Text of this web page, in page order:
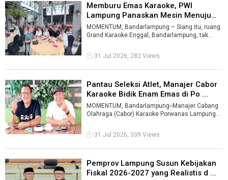
Memburu Emas Karaoke, PWI
Lampung Panaskan Mesin Menuju
Porwanas ...
MOMENTUM, Bandarlampung – Siang itu, ruang
Grand Karaoke Enggal, Bandarlampung, tak
31 Jul 2026, 282 Views
Pantau Seleksi Atlet, Manajer Cabor
Karaoke Bidik Enam Emas di Po ...
MOMENTUM, Bandarlampung--Manajer Cabang
Olahraga (Cabor) Karaoke Porwanas Lampung
31 Jul 2026, 339 Views
Pemprov Lampung Susun Kebijakan
Fiskal 2026-2027 yang Realistis d ...